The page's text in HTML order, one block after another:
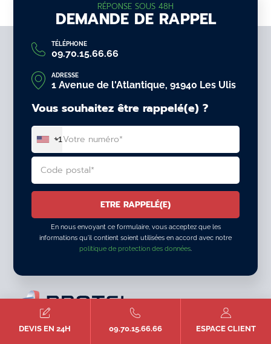
DEVIS EN 24H 09.70.15.66.66 ESPACE CLIENT
RÉPONSE SOUS 48H
DEMANDE DE RAPPEL
TÉLÉPHONE
09.70.15.66.66
ADRESSE
1 Avenue de l'Atlantique, 91940 Les Ulis
Vous souhaitez être rappelé(e) ?
+1
En nous envoyant ce formulaire, vous acceptez que les
informations qu'il contient soient utilisées en accord avec notre
politique de protection des données.